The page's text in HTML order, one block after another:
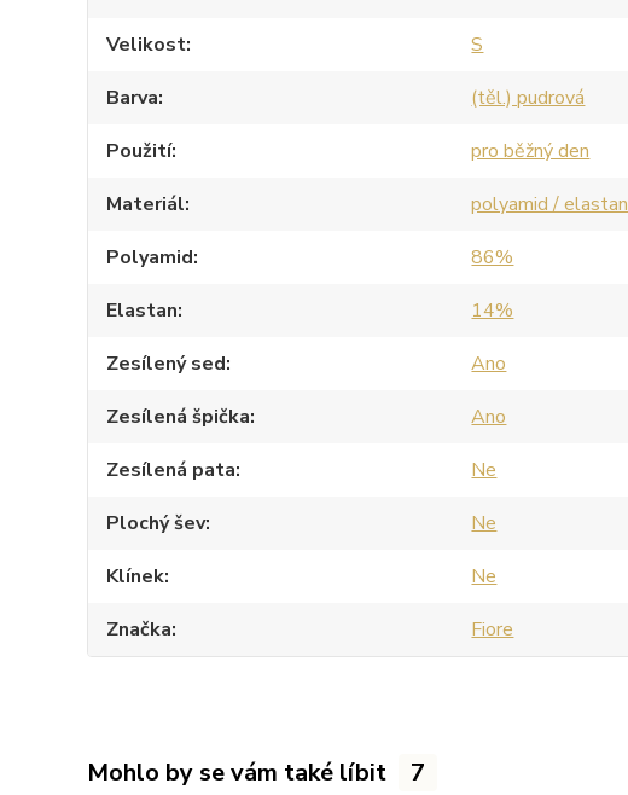
Velikost
S
Barva
(těl.) pudrová
Použití
pro běžný den
Materiál
polyamid / elastan
Polyamid
86%
Elastan
14%
Zesílený sed
Ano
Zesílená špička
Ano
Zesílená pata
Ne
Plochý šev
Ne
Klínek
Ne
Značka
Fiore
Mohlo by se vám také líbit 7